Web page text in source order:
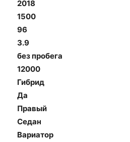
2018
1500
96
3.9
без пробега
12000
Гибрид
Да
Правый
Седан
Вариатор